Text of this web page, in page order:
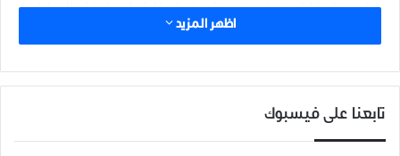
بعضهم بلا رقابة، وبعضهم عم يتعرض لمخاطر كبيرة، فقررنا نحاول
وتوضح أن الفريق بدأ أولى خطواته بعقد جلسات نقاش وتخطيط، لوضع
أنشطة تتناسب مع احتياجات الأطفال وظروفهم. “اشتغلنا على فكرة
إنو ما يكون تدخلنا بس توعوي نظري، بل يكون فيه جانب تفاعلي
اظهر المزيد
تابعنا على فيسبوك